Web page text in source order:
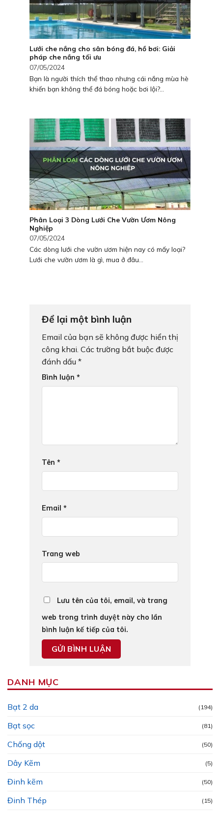
Lưới che nắng cho sân bóng đá, hồ bơi: Giải
pháp che nắng tối ưu
07/05/2024
Bạn là người thích thể thao nhưng cái nắng mùa hè
khiến bạn không thể đá bóng hoặc bơi lội?...
Phân Loại 3 Dòng Lưới Che Vườn Ươm Nông
Nghiệp
07/05/2024
Các dòng lưới che vườn ươm hiện nay có mấy loại?
Lưới che vườn ươm là gì, mua ở đâu...
Để lại một bình luận
Email của bạn sẽ không được hiển thị
công khai. Các trường bắt buộc được
đánh dấu *
Bình luận *
Tên *
Email *
Trang web
Lưu tên của tôi, email, và trang
web trong trình duyệt này cho lần
bình luận kế tiếp của tôi.
DANH MỤC
Bạt 2 da (194)
Bạt sọc (81)
Chống dột (50)
Dây Kẽm (5)
Đinh kẽm (50)
Đinh Thép (15)